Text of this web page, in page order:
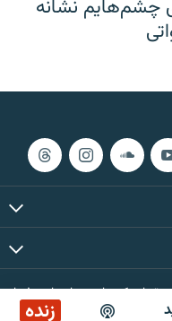
زنده
چشم‌هایم نشانه
کپی‌رایت، برای رادیو فردا